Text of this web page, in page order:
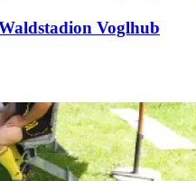
Voglhub